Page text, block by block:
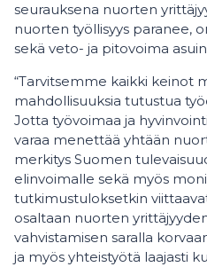
seurauksena nuorten
nuorten työllisyys paranee,
sekä veto- ja pitovoima
“Tarvitsemme kaikki keinot
mahdollisuuksia tutustua
Jotta työvoimaa ja
varaa menettää yhtään
merkitys Suomen
elinvoimalle sekä myös
tutkimustuloksetkin
osaltaan nuorten
vahvistamisen saralla
ja myös yhteistyötä laajasti